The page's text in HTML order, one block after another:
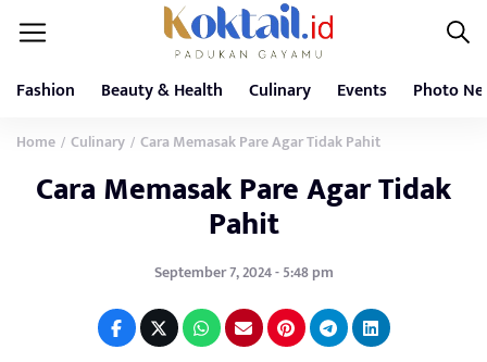
Fashion Beauty & Health Culinary Events Photo
Home / Culinary / Cara Memasak Pare Agar Tidak Pahit
Cara Memasak Pare Agar Tidak
Pahit
September 7, 2024 - 5:48 pm